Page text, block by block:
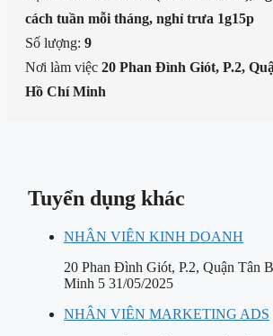
cách tuần mỗi tháng, nghỉ trưa 1g15p
Số lượng: 9
Nơi làm việc 20 Phan Đình Giót, P.2,
Hồ Chí Minh
Tuyển dụng khác
NHÂN VIÊN KINH DOANH
20 Phan Đình Giót, P.2, Quận Tân
Minh 5 31/05/2025
NHÂN VIÊN MARKETING ADS